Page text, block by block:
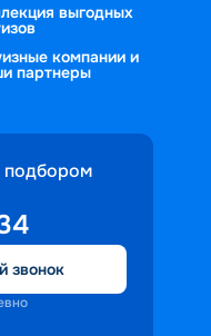
выгодных
компании и
партнеры
звонок